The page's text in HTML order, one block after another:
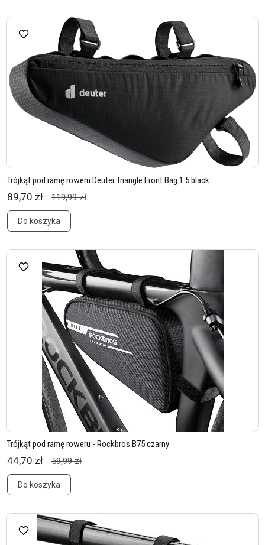
Trójkąt pod ramę roweru Deuter Triangle Front Bag 1.5 black
89,70 zł 119,99 zł
Do koszyka
Trójkąt pod ramę roweru - Rockbros B75 czarny
44,70 zł 59,99 zł
Do koszyka